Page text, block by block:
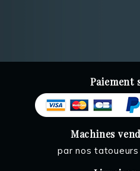
Paiement
Machines
par nos